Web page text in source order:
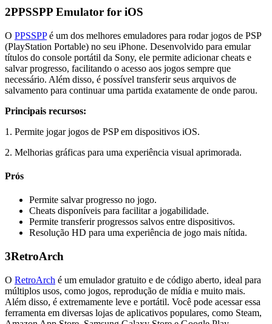
2PPSSPP Emulator for iOS
O PPSSPPé um dos melhores emuladores para rodar jogos de PSP
(PlayStation Portable) no seu iPhone. Desenvolvido para emular
títulos do console portátil da Sony, ele permite adicionar cheats e
salvar progresso, facilitando o acesso aos jogos sempre que
necessário. Além disso, é possível transferir seus arquivos de
salvamento para continuar uma partida exatamente de onde parou.
Principais recursos:
1. Permite jogar jogos de PSP em dispositivos iOS.
2. Melhorias gráficas para uma experiência visual aprimorada.
Prós
Permite salvar progresso no jogo.
Cheats disponíveis para facilitar a jogabilidade.
Permite transferir progressos salvos entre dispositivos.
Resolução HD para uma experiência de jogo mais nítida.
3RetroArch
O RetroArch é um emulador gratuito e de código aberto, ideal para
múltiplos usos, como jogos, reprodução de mídia e muito mais.
Além disso, é extremamente leve e portátil. Você pode acessar essa
ferramenta em diversas lojas de aplicativos populares, como Steam,